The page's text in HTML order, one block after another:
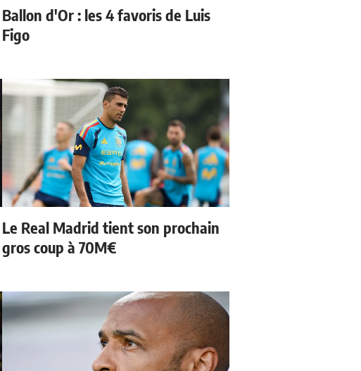
Ballon d'Or : les 4 favoris de Luis
Figo
Le Real Madrid tient son prochain
gros coup à 70M€